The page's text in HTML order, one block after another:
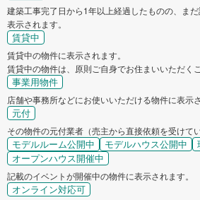
建築工事完了日から1年以上経過したものの、ま
表示されます。
賃貸中
賃貸中の物件に表示されます。
賃貸中の物件は、原則ご自身でお住まいいただく
事業用物件
店舗や事務所などにお使いいただける物件に表示さ
元付
その物件の元付業者（売主から直接依頼を受けて
モデルルーム公開中 モデルハウス公開中
オープンハウス開催中
記載のイベントが開催中の物件に表示されます。
オンライン対応可